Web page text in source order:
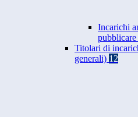
Incarichi
Titolari di
generali) 12